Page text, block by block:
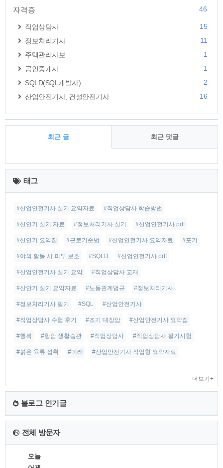
자격증 46
직업상담사
15
정보처리기사
11
주택관리사보
1
공인중개사
1
SQLD(SQL개발자)
2
산업안전기사; 건설안전기사
16
최근 글 최근 댓글
최
근
글
태그
#산업안전기사 실기 요약자료 #직업상담사 학습방법
#산안기 실기 자료 #정보처리기사 실기 #산업안전기사 pdf
#산안기 요약집 #근로기준법 #산업안전기사 요약자료 #포기
#야외 활동 시 피부 보호 #SQLD #산업안전기사.pdf
#산업안전기사 실기 요약 #직업상담사 교재
#산안기 실기 요약자료 #노동관계법규 #정보처리기사
#정보처리기사 필기 #SQL #산업안전기사
#직업상담사 수험 후기 #조기 대장암 #산업안전기사 요약집
#행복 #항암 생활습관 #직업상담사 #직업상담사 필기시험
#붉은 육류 섭취 #미래 #산업안전기사 작업형 요약자료
더보기+
블로그 인기글
전체 방문자
오늘